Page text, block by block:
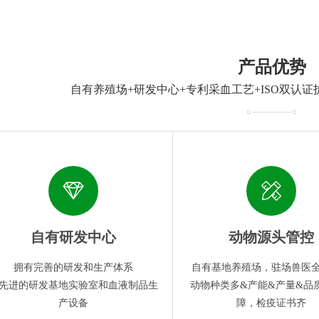
产品优势
自有养殖场+研发中心+专利采血工艺+ISO双认证
自有研发中心
拥有完善的研发和生产体系
进的研发基地实验室和血液制品生
产设备
动物源头管控
自有基地养殖场，驻场兽医
动物种类多&产能&产量&品
障，检疫证书齐